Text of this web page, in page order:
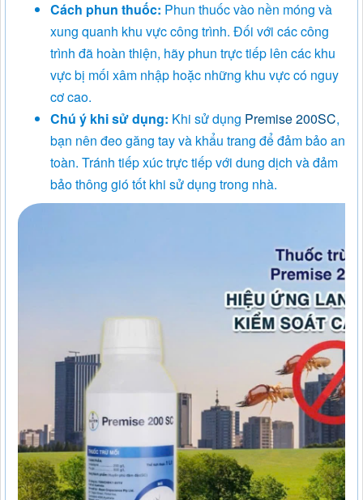
Cách phun thuốc: Phun thuốc vào nền móng và
xung quanh khu vực công trình. Đối với các công
trình đã hoàn thiện, hãy phun trực tiếp lên các khu
vực bị mối xâm nhập hoặc những khu vực có nguy
cơ cao.
Chú ý khi sử dụng: Khi sử dụng Premise 200SC,
bạn nên đeo găng tay và khẩu trang để đảm bảo an
toàn. Tránh tiếp xúc trực tiếp với dung dịch và đảm
bảo thông gió tốt khi sử dụng trong nhà.